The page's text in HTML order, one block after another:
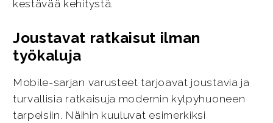
kestävää kehitystä.
Joustavat ratkaisut ilman
työkaluja
Mobile-sarjan varusteet tarjoavat joustavia ja
turvallisia ratkaisuja modernin kylpyhuoneen
tarpeisiin. Näihin kuuluvat esimerkiksi